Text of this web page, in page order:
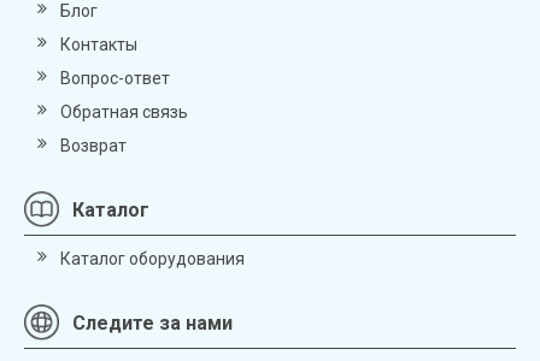
Блог
Контакты
Вопрос-ответ
Обратная связь
Возврат
Каталог
Каталог оборудования
Следите за нами